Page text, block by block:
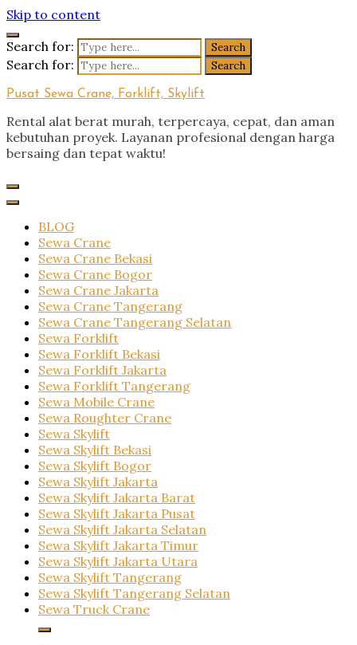
Skip to content
Search for:
Search for:
Pusat Sewa Crane, Forklift, Skylift
Rental alat berat murah, terpercaya, cepat, dan aman
kebutuhan proyek. Layanan profesional dengan harga
bersaing dan tepat waktu!
BLOG
Sewa Crane
Sewa Crane Bekasi
Sewa Crane Bogor
Sewa Crane Jakarta
Sewa Crane Tangerang
Sewa Crane Tangerang Selatan
Sewa Forklift
Sewa Forklift Bekasi
Sewa Forklift Jakarta
Sewa Forklift Tangerang
Sewa Mobile Crane
Sewa Roughter Crane
Sewa Skylift
Sewa Skylift Bekasi
Sewa Skylift Bogor
Sewa Skylift Jakarta
Sewa Skylift Jakarta Barat
Sewa Skylift Jakarta Pusat
Sewa Skylift Jakarta Selatan
Sewa Skylift Jakarta Timur
Sewa Skylift Jakarta Utara
Sewa Skylift Tangerang
Sewa Skylift Tangerang Selatan
Sewa Truck Crane